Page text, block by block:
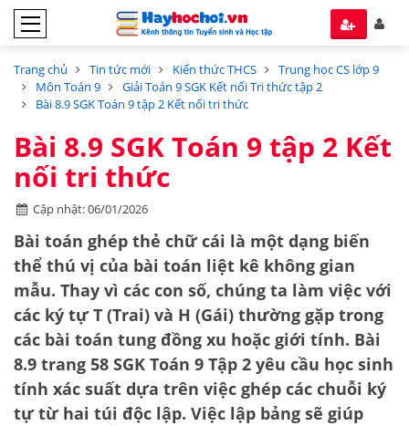
Trang chủ Tin tức mới Kiến thức THCS
Trung học CS lớp 9
Môn Toán 9
Giải Toán 9 SGK Kết nối Tri thức tập 2
Bài 8.9 SGK Toán 9 tập 2 Kết nối tri thức
Bài 8.9 SGK Toán 9 tập 2 Kết
nối tri thức
Cập nhật: 06/01/2026
Bài toán ghép thẻ chữ cái là một dạng biến
thể thú vị của bài toán liệt kê không gian
mẫu. Thay vì các con số, chúng ta làm việc với
các ký tự T (Trai) và H (Gái) thường gặp trong
các bài toán tung đồng xu hoặc giới tính. Bài
8.9 trang 58 SGK Toán 9 Tập 2 yêu cầu học sinh
tính xác suất dựa trên việc ghép các chuỗi ký
tự từ hai túi độc lập. Việc lập bảng sẽ giúp